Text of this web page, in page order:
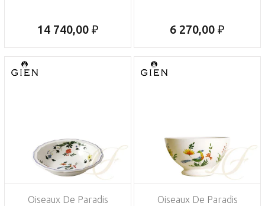
14 740,00 ₽ 6 270,00 ₽
Oiseaux De Paradis Oiseaux De Paradis